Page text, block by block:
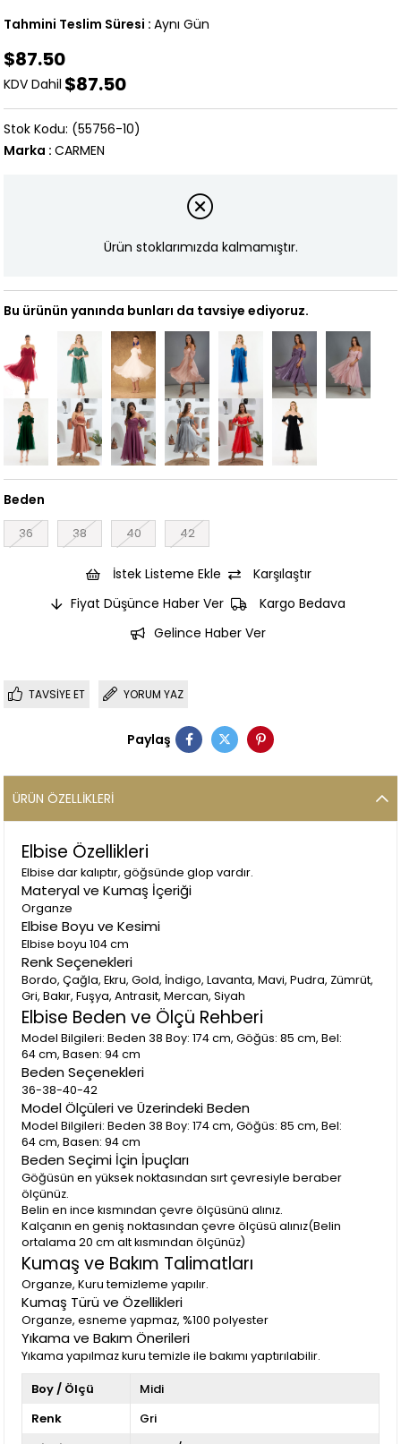
Tahmini Teslim Süresi : Aynı Gün
$87.50
KDV Dahil $87.50
(55756-10)
Marka : CARMEN
Ürün stoklarımızda kalmamıştır.
Bu ürünün yanında bunları da tavsiye ediyoruz.
Beden
36 38 40 42
İstek Listeme Ekle
Karşılaştır
Fiyat Düşünce Haber Ver
Kargo Bedava
Gelince Haber Ver
TAVSIYE ET YORUM YAZ
Paylaş
ÜRÜN ÖZELLIKLERI
Elbise Özellikleri
Elbise dar kalıptır, göğsünde glop vardır.
Materyal ve Kumaş İçeriği
Organze
Elbise Boyu ve Kesimi
Elbise boyu 104 cm
Renk Seçenekleri
Bordo, Çağla, Ekru, Gold, İndigo, Lavanta, Mavi, Pudra, Zümrüt,
Gri, Bakır, Fuşya, Antrasit, Mercan, Siyah
Elbise Beden ve Ölçü Rehberi
Model Bilgileri: Beden 38 Boy: 174 cm, Göğüs: 85 cm, Bel:
64 cm, Basen: 94 cm
Beden Seçenekleri
36-38-40-42
Model Ölçüleri ve Üzerindeki Beden
Model Bilgileri: Beden 38 Boy: 174 cm, Göğüs: 85 cm, Bel:
64 cm, Basen: 94 cm
Beden Seçimi İçin İpuçları
Göğüsün en yüksek noktasından sırt çevresiyle beraber
ölçünüz.
Belin en ince kısmından çevre ölçüsünü alınız.
Kalçanın en geniş noktasından çevre ölçüsü alınız(Belin
ortalama 20 cm alt kısmından ölçünüz)
Kumaş ve Bakım Talimatları
Organze, Kuru temizleme yapılır.
Kumaş Türü ve Özellikleri
Organze, esneme yapmaz, %100 polyester
Yıkama ve Bakım Önerileri
Yıkama yapılmaz kuru temizle ile bakımı yaptırılabilir.
Boy / Ölçü
Midi
Renk
Gri